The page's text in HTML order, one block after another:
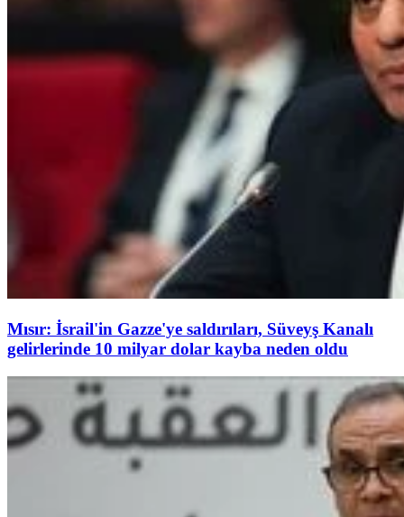
Mısır: İsrail'in Gazze'ye saldırıları, Süveyş Kanalı
gelirlerinde 10 milyar dolar kayba neden oldu